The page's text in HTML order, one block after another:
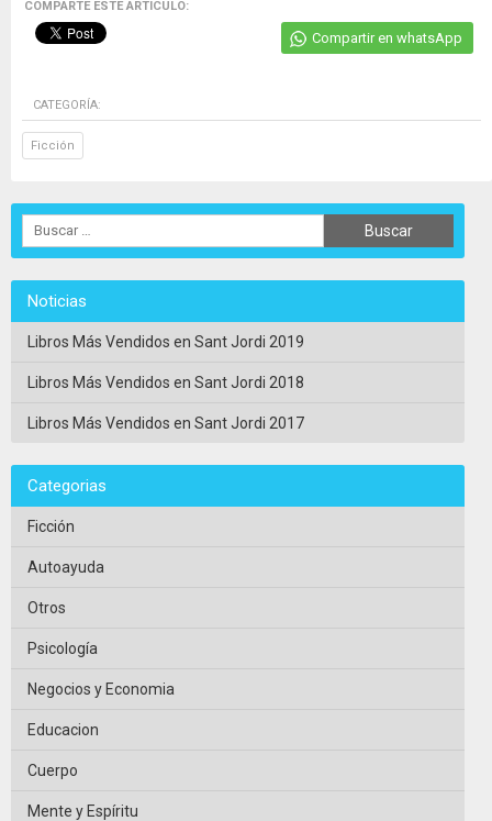
COMPARTE ESTE ARTICULO:
Compartir en whatsApp
CATEGORÍA:
Ficción
Noticias
Libros Más Vendidos en Sant Jordi 2019
Libros Más Vendidos en Sant Jordi 2018
Libros Más Vendidos en Sant Jordi 2017
Categorias
Ficción
Autoayuda
Otros
Psicología
Negocios y Economia
Educacion
Cuerpo
Mente y Espíritu